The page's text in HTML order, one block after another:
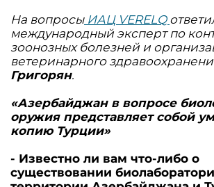
На вопросыИАЦ VERELQ
международный эксперт по
зоонозных болезней и
ветеринарного
Григорян.
«Азербайджан в вопросе
оружия представляет собой
копию Турции»
- Известно ли вам что-либо о
существовании